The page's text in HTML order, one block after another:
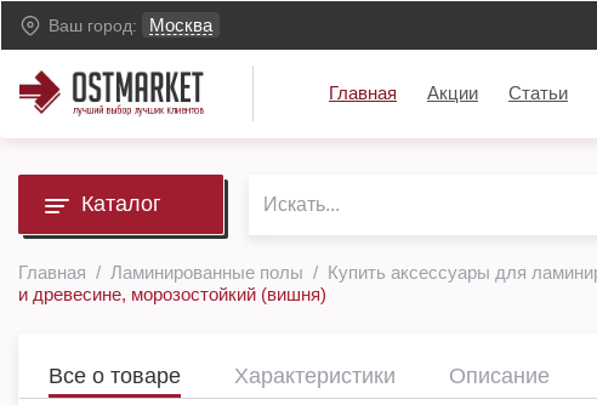
Ваш город: Москва
Главная Акции Статьи
Каталог
Главная Ламинированные полы Купить аксессуары для
и древесине, морозостойкий (вишня)
Все о товаре Характеристики Описание